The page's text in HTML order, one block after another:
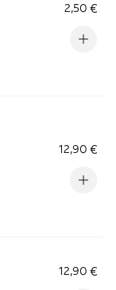
2,50 €
12,90 €
12,90 €